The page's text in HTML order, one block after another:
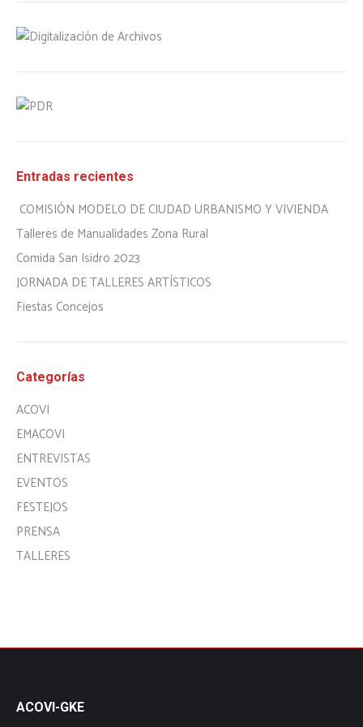
Entradas recientes
COMISIÓN MODELO DE CIUDAD URBANISMO Y VIVIENDA
Talleres de Manualidades Zona Rural
Comida San Isidro 2023
JORNADA DE TALLERES ARTÍSTICOS
Fiestas Concejos
Categorías
ACOVI
EMACOVI
ENTREVISTAS
EVENTOS
FESTEJOS
PRENSA
TALLERES
ACOVI-GKE